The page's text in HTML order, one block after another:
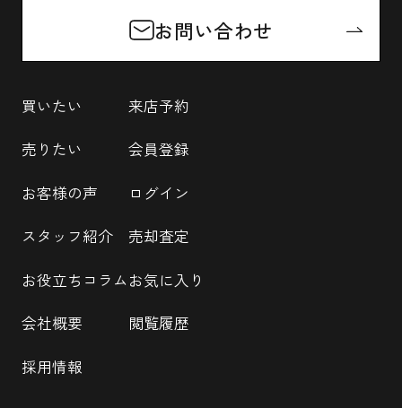
お問い合わせ
買いたい
売りたい
お客様の声
スタッフ紹介
お役立ちコラム
会社概要
採用情報
来店予約
会員登録
ログイン
売却査定
お気に入り
閲覧履歴